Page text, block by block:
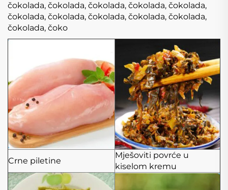
čokolada, čokolada, čokolada, čokolada, čokolada,
čokolada, čokolada, čokolada, čokolada, čokolada,
čokolada, čoko
Crne piletine
Mješoviti povrće u
kiselom kremu